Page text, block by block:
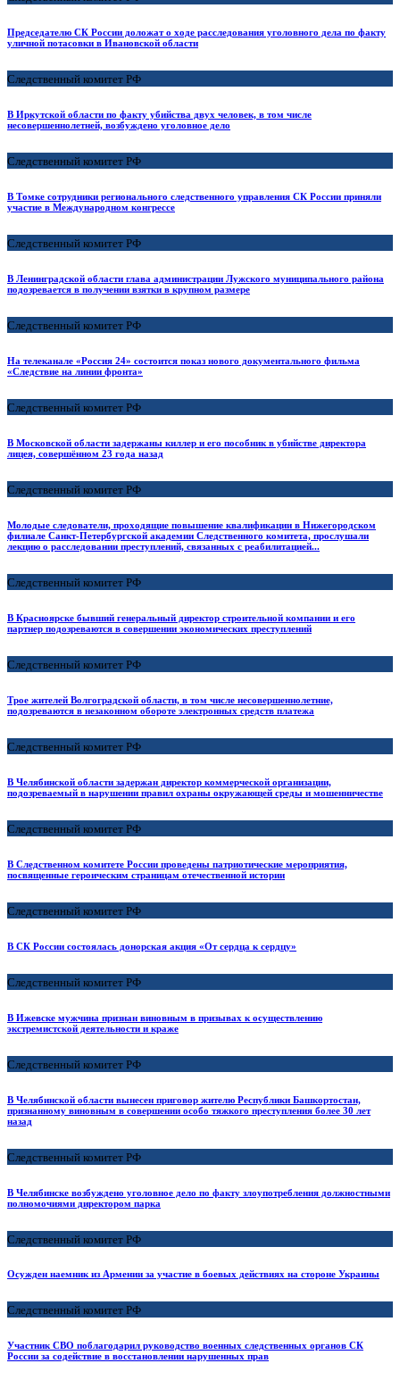
Председателю СК России доложат о ходе расследования уголовного дела по факту
уличной потасовки в Ивановской области
Следственный комитет РФ
В Иркутской области по факту убийства двух человек, в том числе
несовершеннолетней, возбуждено уголовное дело
Следственный комитет РФ
В Томке сотрудники регионального следственного управления СК России приняли
участие в Международном конгрессе
Следственный комитет РФ
В Ленинградской области глава администрации Лужского муниципального района
подозревается в получении взятки в крупном размере
Следственный комитет РФ
На телеканале «Россия 24» состоится показ нового документального фильма
«Следствие на линии фронта»
Следственный комитет РФ
В Московской области задержаны киллер и его пособник в убийстве директора
лицея, совершённом 23 года назад
Следственный комитет РФ
Молодые следователи, проходящие повышение квалификации в Нижегородском
филиале Санкт-Петербургской академии Следственного комитета, прослушали
лекцию о расследовании преступлений, связанных с реабилитацией...
Следственный комитет РФ
В Красноярске бывший генеральный директор строительной компании и его
партнер подозреваются в совершении экономических преступлений
Следственный комитет РФ
Трое жителей Волгоградской области, в том числе несовершеннолетние,
подозреваются в незаконном обороте электронных средств платежа
Следственный комитет РФ
В Челябинской области задержан директор коммерческой организации,
подозреваемый в нарушении правил охраны окружающей среды и мошенничестве
Следственный комитет РФ
В Следственном комитете России проведены патриотические мероприятия,
посвященные героическим страницам отечественной истории
Следственный комитет РФ
В СК России состоялась донорская акция «От сердца к сердцу»
Следственный комитет РФ
В Ижевске мужчина признан виновным в призывах к осуществлению
экстремистской деятельности и краже
Следственный комитет РФ
В Челябинской области вынесен приговор жителю Республики Башкортостан,
признанному виновным в совершении особо тяжкого преступления более 30 лет
назад
Следственный комитет РФ
В Челябинске возбуждено уголовное дело по факту злоупотребления должностными
полномочиями директором парка
Следственный комитет РФ
Осужден наемник из Армении за участие в боевых действиях на стороне Украины
Следственный комитет РФ
Участник СВО поблагодарил руководство военных следственных органов СК
России за содействие в восстановлении нарушенных прав